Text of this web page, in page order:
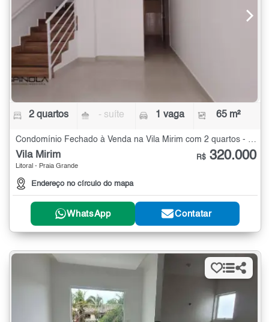
2 quartos - suíte 1 vaga 65 m²
Vila Mirim
Litoral - Praia Grande
Endereço no círculo do mapa
R$ 320.000
WhatsApp Contatar